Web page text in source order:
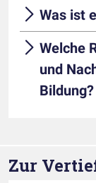
Was ist
Welche
und
Bildung?
Zur